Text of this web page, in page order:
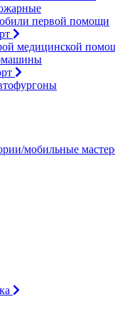
первой помощи
медицинской
мобильные